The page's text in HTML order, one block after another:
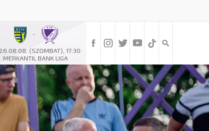
-
(SZOMBAT), 17:30
MERKANTIL BANK LIGA